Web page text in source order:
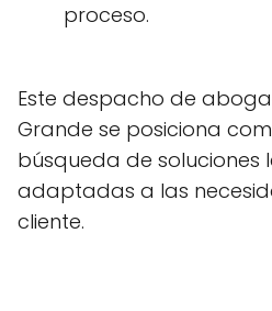
proceso.
Este despacho de
Grande se posiciona
búsqueda de soluciones
adaptadas a las
cliente.